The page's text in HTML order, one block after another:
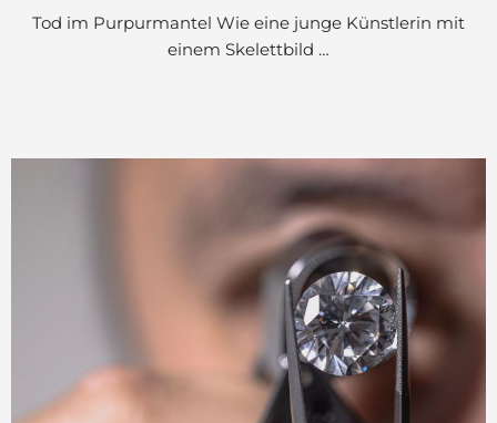
Tod im Purpurmantel Wie eine junge Künstlerin mit
einem Skelettbild …